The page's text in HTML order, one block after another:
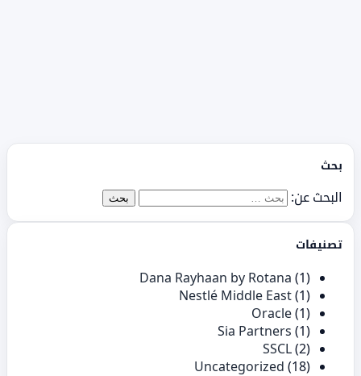
بحث
البحث عن:
تصنيفات
Dana Rayhaan by Rotana (1)
Nestlé Middle East(1)
Oracle(1)
Sia Partners (1)
SSCL(2)
Uncategorized (18)